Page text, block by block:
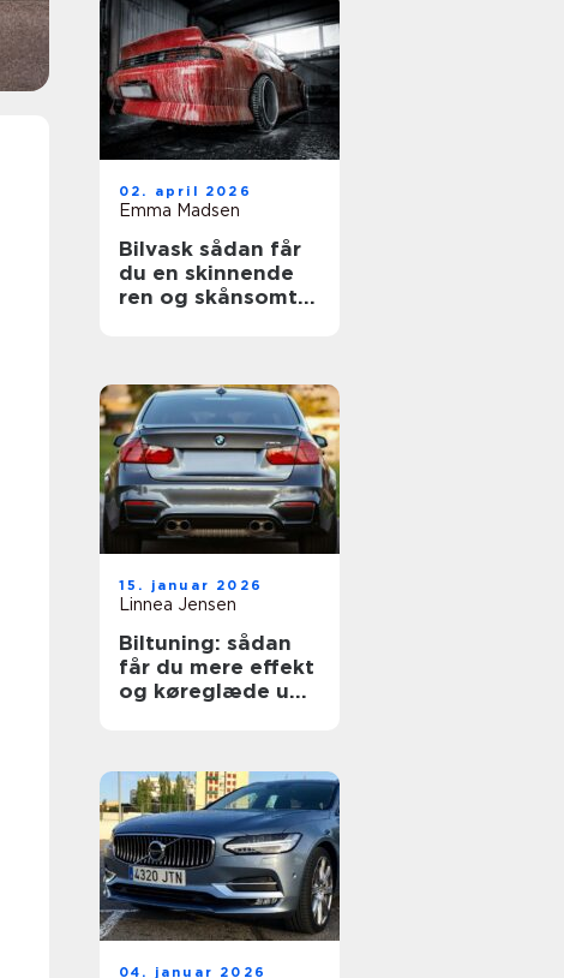
02. april 2026
Emma Madsen
Bilvask sådan får
du en skinnende
ren og skånsomt
15. januar 2026
Linnea Jensen
Biltuning: sådan
får du mere effekt
og køreglæde ud
04. januar 2026